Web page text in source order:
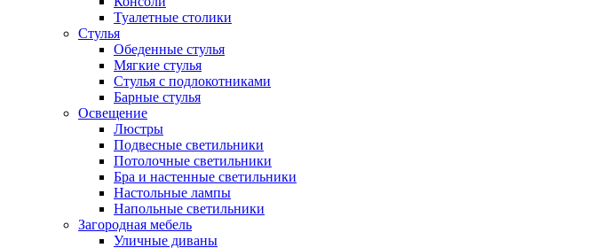
Туалетные столики
Стулья
Обеденные стулья
Мягкие стулья
Стулья с подлокотниками
Барные стулья
Освещение
Люстры
Подвесные светильники
Потолочные светильники
Бра и настенные светильники
Настольные лампы
Напольные светильники
Загородная мебель
Уличные диваны